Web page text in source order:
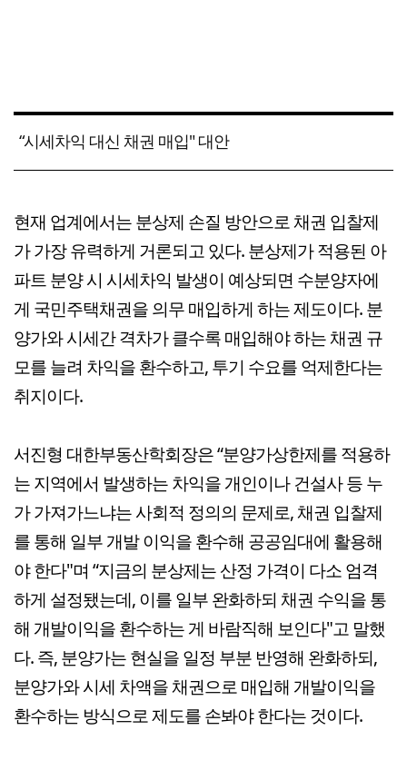
“시세차익 대신 채권 매입" 대안
현재 업계에서는 분상제 손질 방안으로 채권 입찰제
가 가장 유력하게 거론되고 있다. 분상제가 적용된 아
파트 분양 시 시세차익 발생이 예상되면 수분양자에
게 국민주택채권을 의무 매입하게 하는 제도이다. 분
양가와 시세간 격차가 클수록 매입해야 하는 채권 규
모를 늘려 차익을 환수하고, 투기 수요를 억제한다는
취지이다.
서진형 대한부동산학회장은 “분양가상한제를 적용하
는 지역에서 발생하는 차익을 개인이나 건설사 등 누
가 가져가느냐는 사회적 정의의 문제로, 채권 입찰제
를 통해 일부 개발 이익을 환수해 공공임대에 활용해
야 한다"며 “지금의 분상제는 산정 가격이 다소 엄격
하게 설정됐는데, 이를 일부 완화하되 채권 수익을 통
해 개발이익을 환수하는 게 바람직해 보인다"고 말했
다. 즉, 분양가는 현실을 일정 부분 반영해 완화하되,
분양가와 시세 차액을 채권으로 매입해 개발이익을
환수하는 방식으로 제도를 손봐야 한다는 것이다.